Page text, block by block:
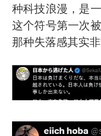
种科技浪漫，是
这个符号第一次
那种失落感其实非